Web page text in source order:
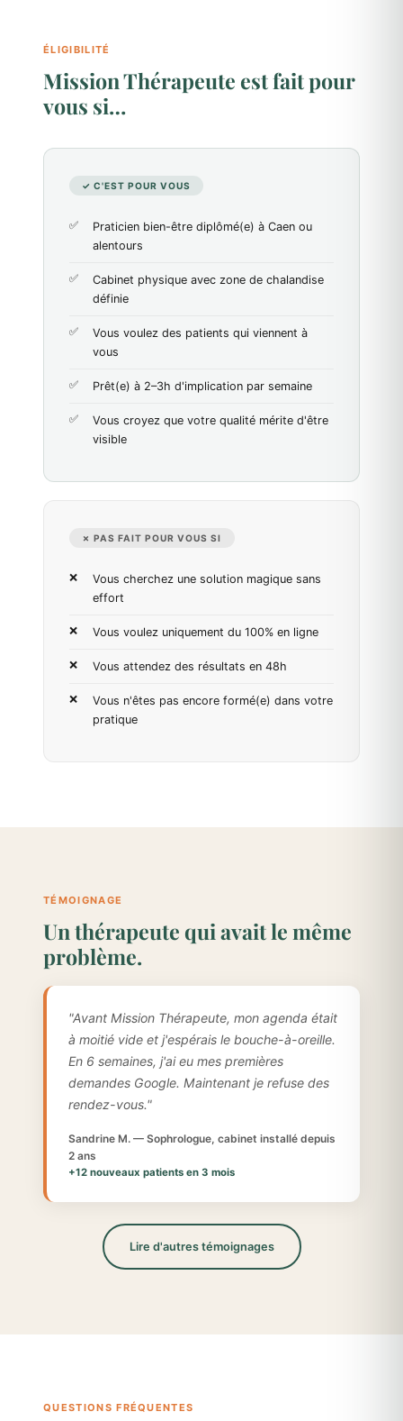
ÉLIGIBILITÉ
Mission Thérapeute est fait pour
vous si…
✓ C'EST POUR VOUS
Praticien bien-être diplômé(e) à Caen ou
alentours
Cabinet physique avec zone de chalandise
définie
Vous voulez des patients qui viennent à
vous
Prêt(e) à 2–3h d'implication par semaine
Vous croyez que votre qualité mérite d'être
visible
✗ PAS FAIT POUR VOUS SI
Vous cherchez une solution magique sans
effort
Vous voulez uniquement du 100% en ligne
Vous attendez des résultats en 48h
Vous n'êtes pas encore formé(e) dans votre
pratique
TÉMOIGNAGE
Un thérapeute qui avait le même
problème.
"Avant Mission Thérapeute, mon agenda était
à moitié vide et j'espérais le bouche-à-oreille.
En 6 semaines, j'ai eu mes premières
demandes Google. Maintenant je refuse des
rendez-vous."
Sandrine M. — Sophrologue, cabinet installé depuis
2 ans
+12 nouveaux patients en 3 mois
Lire d'autres témoignages
QUESTIONS FRÉQUENTES